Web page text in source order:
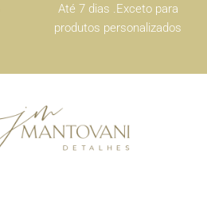
Até 7 dias .Exceto para
produtos personalizados